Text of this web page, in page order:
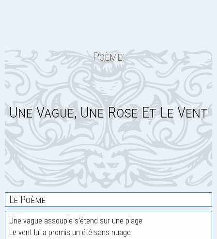
Poème:
Une Vague, Une Rose Et Le Vent
Le Poème
Une vague assoupie s’étend sur une plage
Le vent lui a promis un été sans nuage